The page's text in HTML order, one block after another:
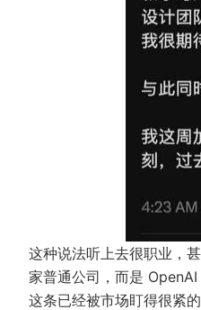
这种说法听上去很职业，
家普通公司，而是
这条已经被市场盯得很紧